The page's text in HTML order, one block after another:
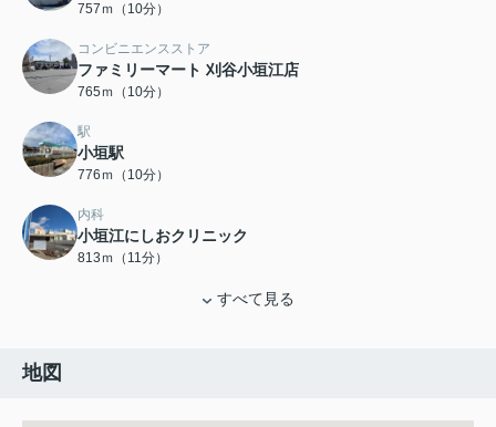
757ｍ（10分）
コンビニエンスストア
ファミリーマート 刈谷小垣江店
765ｍ（10分）
駅
小垣駅
776ｍ（10分）
内科
小垣江にしおクリニック
813ｍ（11分）
すべて見る
地図